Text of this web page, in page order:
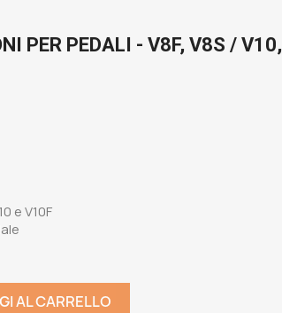
PER PEDALI - V8F, V8S / V10,
e V10F
AL CARRELLO